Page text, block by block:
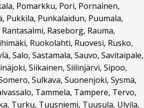
Pomarkku, Pori, Pornainen,
Pukkila, Punkalaidun, Puumala,
Raseborg, Rauma,
Ruokolahti, Ruovesi, Rusko,
Salo, Sastamala, Sauvo, Savitaipale,
Siikainen, Siilinjärvi, Sipoo,
Sulkava, Suonenjoki, Sysmä,
Tammela, Tampere, Tervo,
Turku, Tuusniemi, Tuusula, Ulvila,